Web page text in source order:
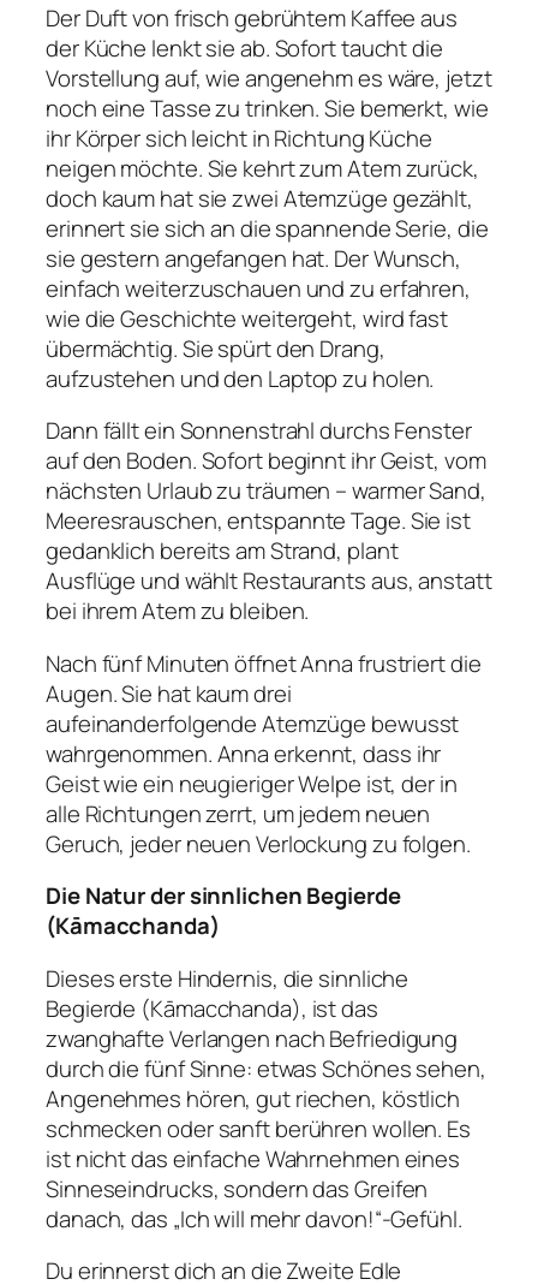
Der Duft von frisch gebrühtem Kaffee aus
der Küche lenkt sie ab. Sofort taucht die
Vorstellung auf, wie angenehm es wäre, jetzt
noch eine Tasse zu trinken. Sie bemerkt, wie
ihr Körper sich leicht in Richtung Küche
neigen möchte. Sie kehrt zum Atem zurück,
doch kaum hat sie zwei Atemzüge gezählt,
erinnert sie sich an die spannende Serie, die
sie gestern angefangen hat. Der Wunsch,
einfach weiterzuschauen und zu erfahren,
wie die Geschichte weitergeht, wird fast
übermächtig. Sie spürt den Drang,
aufzustehen und den Laptop zu holen.
Dann fällt ein Sonnenstrahl durchs Fenster
auf den Boden. Sofort beginnt ihr Geist, vom
nächsten Urlaub zu träumen – warmer Sand,
Meeresrauschen, entspannte Tage. Sie ist
gedanklich bereits am Strand, plant
Ausflüge und wählt Restaurants aus, anstatt
bei ihrem Atem zu bleiben.
Nach fünf Minuten öffnet Anna frustriert die
Augen. Sie hat kaum drei
aufeinanderfolgende Atemzüge bewusst
wahrgenommen. Anna erkennt, dass ihr
Geist wie ein neugieriger Welpe ist, der in
alle Richtungen zerrt, um jedem neuen
Geruch, jeder neuen Verlockung zu folgen.
Die Natur der sinnlichen Begierde
(Kāmacchanda)
Dieses erste Hindernis, die sinnliche
Begierde (Kāmacchanda), ist das
zwanghafte Verlangen nach Befriedigung
durch die fünf Sinne: etwas Schönes sehen,
Angenehmes hören, gut riechen, köstlich
schmecken oder sanft berühren wollen. Es
ist nicht das einfache Wahrnehmen eines
Sinneseindrucks, sondern das Greifen
danach, das „Ich will mehr davon!“-Gefühl.
Du erinnerst dich an die Zweite Edle